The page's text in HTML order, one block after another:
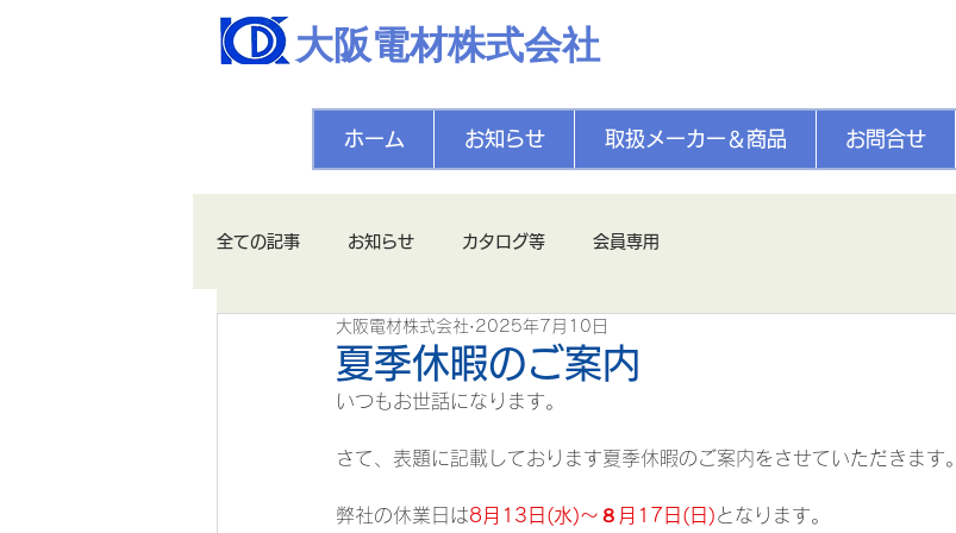
大阪電材株式会社
ホーム お知らせ 取扱メーカー＆商品 お問合せ
全ての記事 お知らせ カタログ等 会員専用
夏季休暇のご案内
大阪電材株式会社 2025年7月10日
いつもお世話になります。
さて、表題に記載しております夏季休暇のご案内をさせていただきます。
弊社の休業日は8月13日(水)～８月17日(日)となります。